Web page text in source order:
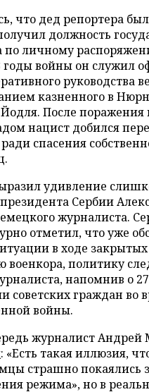
что дед репортера
должность
по личному
годы войны он служил
руководства
казненного в
После поражения
нацист добился
спасения
удивление
Сербии
журналиста.
отметил, что уже
в ходе закрытых
политику
напомнив о
советских граждан во
войны.
журналист Андрей
: «Есть такая иллюзия,
страшно покаялись
режима», но в